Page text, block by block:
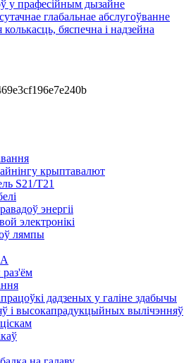
у прафесійным дызайне
глабальнае абслугоўванне
колькасць, бяспечна і надзейна
крыптавалют
S21/T21
энергіі
электронікі
лямпы
дадзеных у галіне здабычы
і высокапрадукцыйных вылічэнняў